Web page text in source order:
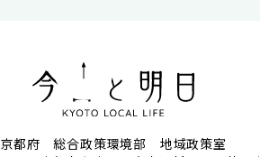
京都府 総合政策環境部 地域政策室